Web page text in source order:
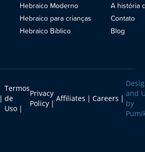
Hebraico Moderno
Hebraico para crianças
Hebraico Bíblico
A história
Contato
Blog
Termos
de
Uso
Privacy
Policy
Affiliates Careers
and
by